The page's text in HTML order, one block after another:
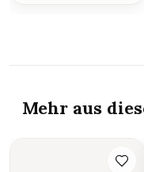
Mehr aus